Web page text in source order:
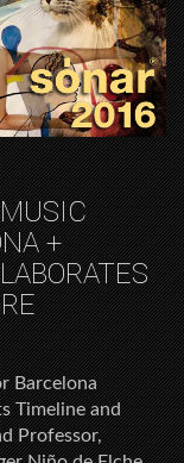
+
Barcelona
Timeline and
Professor,